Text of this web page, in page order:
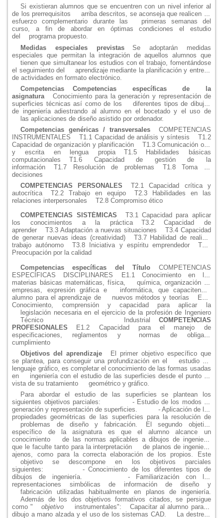
Si existieran alumnos que se encuentren con un nivel inferior al
de los prerrequisitos
arriba descritos, se aconseja que realicen un
esfuerzo complementario durante las
primeras semanas del
curso, a fin de abordar en óptimas condiciones el estudio
del
programa propuesto.
Medidas especiales previstas
Se adoptarán medidas
especiales que permitan la integración de aquellos alumnos que
tienen que simultanear los estudios con el trabajo, fomentándose
el seguimiento del
aprendizaje mediante la planificación y entrega
de actividades en formato electrónico.
Competencias
Competencias específicas de la
asignatura
Conocimiento para la generación y representación de
superficies técnicas así como de los
diferentes tipos de dibujos
de ingeniería adiestrando al alumno en el bocetado y el uso de
las aplicaciones de diseño asistido por ordenador.
Competencias genéricas / transversales
COMPETENCIAS
INSTRUMENTALES
T1.1 Capacidad de análisis y síntesis
T1.2
Capacidad de organización y planificación
T1.3 Comunicación oral
y escrita en lengua propia
T1.5 Habilidades básicas
computacionales
T1.6 Capacidad de gestión de la
información
T1.7 Resolución de problemas
T1.8 Toma de
decisiones
COMPETENCIAS PERSONALES
T2.1 Capacidad crítica y
autocrítica
T2.2 Trabajo en equipo
T2.3 Habilidades en las
relaciones interpersonales
T2.8 Compromiso ético
COMPETENCIAS SISTÉMICAS
T3.1 Capacidad para aplicar
los conocimientos a la práctica
T3.2 Capacidad de
aprender
T3.3 Adaptación a nuevas situaciones
T3.4 Capacidad
de generar nuevas ideas (creatividad)
T3.7 Habilidad de realizar
trabajo autónomo
T3.8 Iniciativa y espíritu emprendedor
T3.9
Preocupación por la calidad
Competencias específicas del Título
COMPETENCIAS
ESPECÍFICAS DISCIPLINARES
E1.1 Conocimiento en las
materias básicas matemáticas, física,
química, organización de
empresas, expresión gráfica e
informática, que capaciten al
alumno para el aprendizaje de
nuevos métodos y teorías
E1.3
Conocimiento, comprensión y capacidad para aplicar la
legislación necesaria en el ejercicio de la profesión de Ingeniero
Técnico Industrial
COMPETENCIAS
PROFESIONALES
E1.2 Capacidad para el manejo de
especificaciones, reglamentos y
normas de obligado
cumplimiento
Objetivos del aprendizaje
El primer objetivo específico que
se plantea, para conseguir una profundización en el
estudio del
lenguaje gráfico, es completar el conocimiento de las formas usadas
en
ingeniería con el estudio de las superficies desde el punto de
vista de su tratamiento
geométrico y gráfico.
Para abordar el estudio de las superficies se plantean los
siguientes objetivos parciales:
- Estudio de los modos de
generación y representación de superficies.
- Aplicación de las
propiedades geométricas de las superficies para la resolución de
problemas de diseño y fabricación.
El segundo objetivo
específico de la asignatura es que el alumno alcance un
conocimiento
de las normas aplicables a dibujos de ingeniería
que le faculte tanto para la interpretación
de planos de ingeniería
ajenos, como para la correcta elaboración de los propios. Este
objetivo se descompone en los objetivos parciales
siguientes:
- Conocimiento de los diferentes tipos de
dibujos de ingeniería.
- Familiarización con las
representaciones simbólicas de información de diseño y
fabricación utilizadas habitualmente en planos de ingeniería.
Además de los dos objetivos formativos citados, se persigue
como "
objetivo instrumentales":
Capacitar al alumno para el
dibujo a mano alzada y el uso de los sistemas CAD.
La destreza